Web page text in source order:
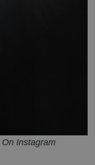
Instagram